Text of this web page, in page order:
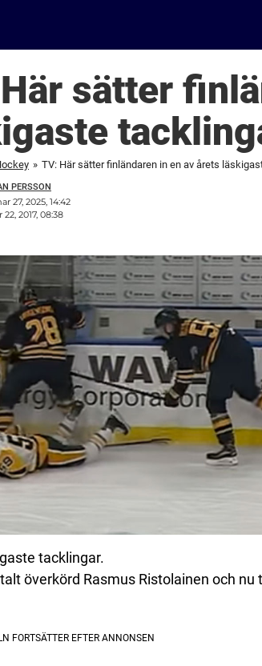
sätter
» TV: Här sätter finländaren in en av årets
PERSSON
27, 2025, 14:42
22, 2017, 08:38
tacklingar.
överkörd Rasmus Ristolainen och nu